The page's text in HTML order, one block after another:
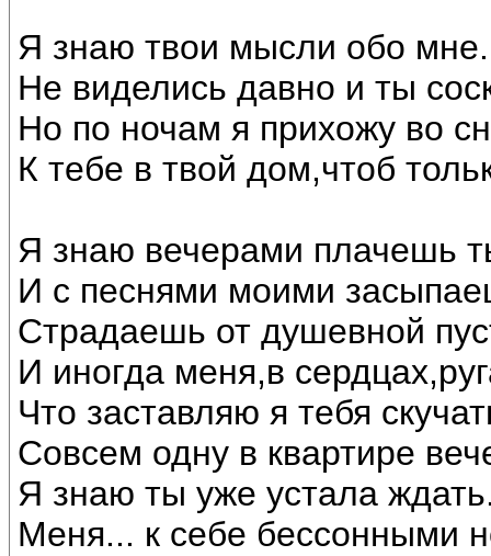
Я знаю твои мысли обо мне.
Не виделись давно и ты
Но по ночам я прихожу во
К тебе в твой дом,чтоб
Я знаю вечерами плачешь
И с песнями моими
Страдаешь от душевной
И иногда меня,в
Что заставляю я тебя
Совсем одну в квартире
Я знаю ты уже устала
Меня... к себе бессонными